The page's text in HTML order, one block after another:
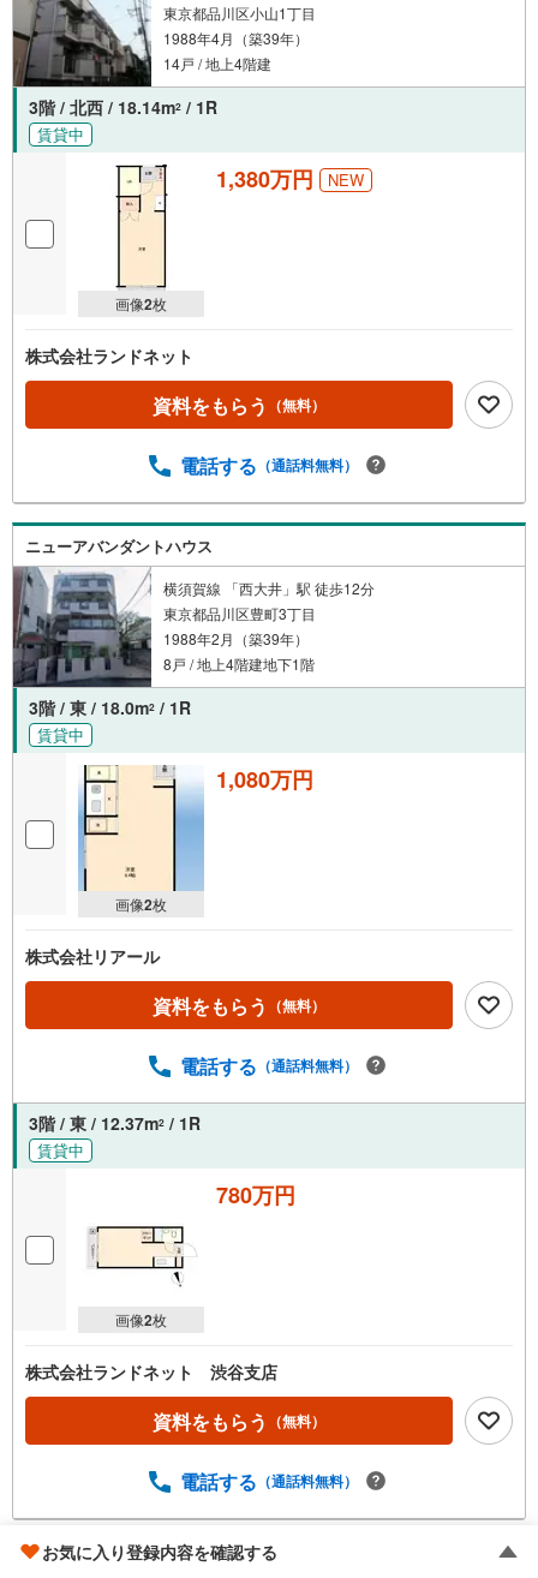
東京都品川区小山1丁目
1988年4月（築39年）
14戸 / 地上4階建
3階 / 北西 / 18.14m2 / 1R
賃貸中
画像2枚
1,380万円 NEW
株式会社ランドネット
資料をもらう （無料）
電話する （通話料無料）
ニューアバンダントハウス
横須賀線 「西大井」駅 徒歩12分
東京都品川区豊町3丁目
1988年2月（築39年）
8戸 / 地上4階建地下1階
3階 / 東 / 18.0m2 / 1R
賃貸中
画像2枚
1,080万円
株式会社リアール
資料をもらう （無料）
電話する （通話料無料）
3階 / 東 / 12.37m2 / 1R
賃貸中
画像2枚
780万円
株式会社ランドネット 渋谷支店
資料をもらう （無料）
電話する （通話料無料）
メゾン・ド・イザール
お気に入り登録内容を確認する